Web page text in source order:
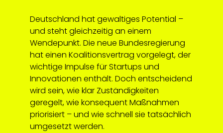
Deutschland hat gewaltiges Potential –
und steht gleichzeitig an einem
Wendepunkt. Die neue Bundesregierung
hat einen Koalitionsvertrag vorgelegt, der
wichtige Impulse für Startups und
Innovationen enthält. Doch entscheidend
wird sein, wie klar Zuständigkeiten
geregelt, wie konsequent Maßnahmen
priorisiert – und wie schnell sie tatsächlich
umgesetzt werden.